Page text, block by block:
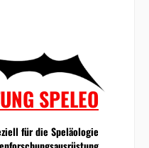
SPELEO
für die Speläologie